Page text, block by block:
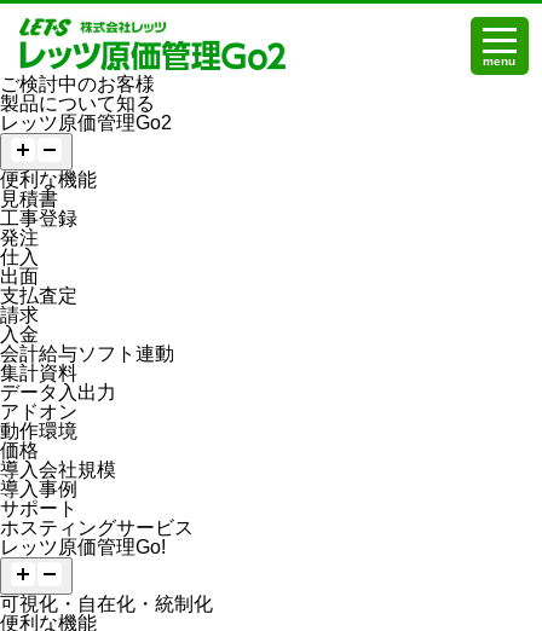
menu
ご検討中のお客様
製品について知る
レッツ原価管理Go2
便利な機能
見積書
工事登録
発注
仕入
出面
支払査定
請求
入金
会計給与ソフト連動
集計資料
データ入出力
アドオン
動作環境
価格
導入会社規模
導入事例
サポート
ホスティングサービス
レッツ原価管理Go!
可視化・自在化・統制化
便利な機能